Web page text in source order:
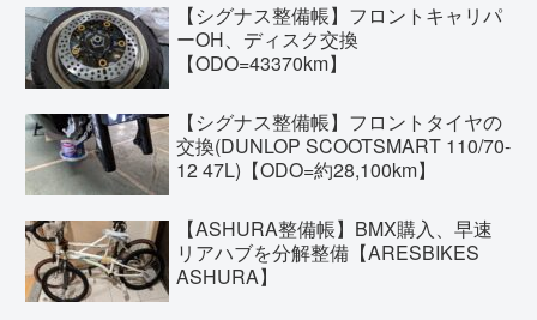
【シグナス整備帳】フロントキャリパ
ーOH、ディスク交換
【ODO=43370km】
【シグナス整備帳】フロントタイヤの
交換(DUNLOP SCOOTSMART 110/70-
12 47L)【ODO=約28,100km】
【ASHURA整備帳】BMX購入、早速
リアハブを分解整備【ARESBIKES
ASHURA】